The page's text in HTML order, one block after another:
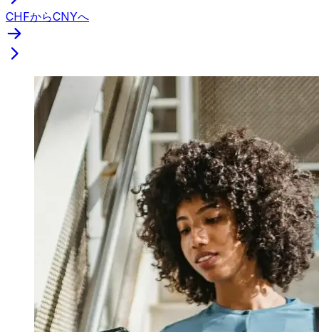
CHFからCNYへ